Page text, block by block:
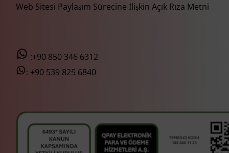
Web Sitesi Paylaşım Sürecine İlişkin Açık Rıza Metni
:+90 850 346 6312
: +90 539 825 6840